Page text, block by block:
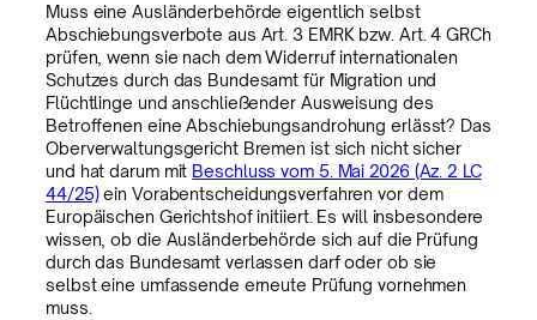
Muss eine Ausländerbehörde eigentlich selbst
Abschiebungsverbote aus Art. 3 EMRK bzw. Art. 4 GRCh
prüfen, wenn sie nach dem Widerruf internationalen
Schutzes durch das Bundesamt für Migration und
Flüchtlinge und anschließender Ausweisung des
Betroffenen eine Abschiebungsandrohung erlässt? Das
Oberverwaltungsgericht Bremen ist sich nicht sicher
und hat darum mit Beschluss vom 5. Mai 2026 (Az. 2 LC
44/25)ein Vorabentscheidungsverfahren vor dem
Europäischen Gerichtshof initiiert. Es will insbesondere
wissen, ob die Ausländerbehörde sich auf die Prüfung
durch das Bundesamt verlassen darf oder ob sie
selbst eine umfassende erneute Prüfung vornehmen
muss.